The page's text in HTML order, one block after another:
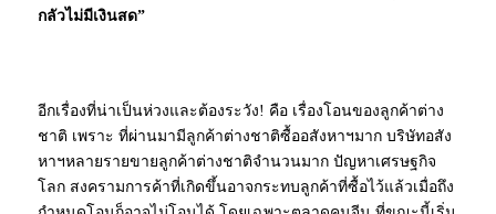
กลัวไม่มีเงินสด”
อีกเรื่องที่น่าเป็นห่วงและต้องระวัง! คือ เรื่องโอนของลูกค้าต่าง
ชาติ เพราะ ที่ผ่านมามีลูกค้าต่างชาติซื้ออสังหาฯมาก บริษัทอสัง
หาฯหลายรายขายลูกค้าต่างชาติจำนวนมาก ปัญหาเศรษฐกิจ
โลก สงครามการค้าที่เกิดขึ้นอาจกระทบลูกค้าที่ซื้อไว้แล้วเมื่อถึง